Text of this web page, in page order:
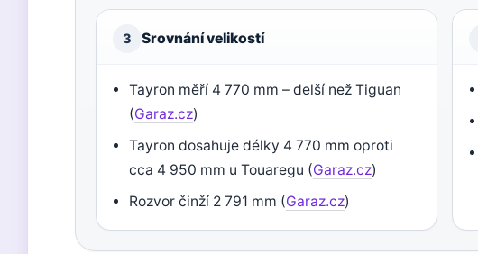
3 Srovnání velikostí
Tayron měří 4 770 mm – delší než Tiguan
(Garaz.cz)
Tayron dosahuje délky 4 770 mm oproti
cca 4 950 mm u Touaregu (Garaz.cz)
Rozvor činží 2 791 mm (Garaz.cz)